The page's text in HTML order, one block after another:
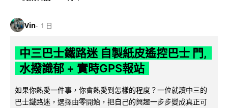
Vin 1 日
中三巴士鐵路迷 自製紙皮遙控巴士 門,
水撥識郁 + 實時GPS報站
如果你熱愛一件事，你會熱愛到怎樣的程度？一位就讀中三的
巴士鐵路迷，選擇由零開始，把自己的興趣一步步變成真正可